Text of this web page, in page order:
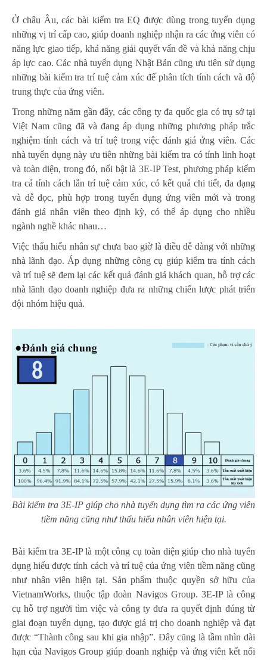
Ở châu Âu, các bài kiểm tra EQ được dùng trong tuyển dụng
những vị trí cấp cao, giúp doanh nghiệp nhận ra các ứng viên có
năng lực giao tiếp, khả năng giải quyết vấn đề và khả năng chịu
áp lực cao. Các nhà tuyển dụng Nhật Bản cũng ưu tiên sử dụng
những bài kiểm tra trí tuệ cảm xúc để phân tích tính cách và độ
trung thực của ứng viên.
Trong những năm gần đây, các công ty đa quốc gia có trụ sở tại
Việt Nam cũng đã và đang áp dụng những phương pháp trắc
nghiệm tính cách và trí tuệ trong việc đánh giá ứng viên. Các
nhà tuyển dụng này ưu tiên những bài kiểm tra có tính linh hoạt
và toàn diện, trong đó, nổi bật là 3E-IP Test, phương pháp kiểm
tra cả tính cách lẫn trí tuệ cảm xúc, có kết quả chi tiết, đa dạng
và dễ đọc, phù hợp trong tuyển dụng ứng viên mới và trong
đánh giá nhân viên theo định kỳ, có thể áp dụng cho nhiều
ngành nghề khác nhau…
Việc thấu hiểu nhân sự chưa bao giờ là điều dễ dàng với những
nhà lãnh đạo. Áp dụng những công cụ giúp kiểm tra tính cách
và trí tuệ sẽ đem lại các kết quả đánh giá khách quan, hỗ trợ các
nhà lãnh đạo doanh nghiệp đưa ra những chiến lược phát triển
đội nhóm hiệu quả.
Bài kiểm tra 3E-IP giúp cho nhà tuyển dụng tìm ra các ứng viên
tiềm năng cũng như thấu hiểu nhân viên hiện tại.
Bài kiểm tra 3E-IP là một công cụ toàn diện giúp cho nhà tuyển
dụng hiểu được tính cách và trí tuệ của ứng viên tiềm năng cũng
như nhân viên hiện tại. Sản phẩm thuộc quyền sở hữu của
VietnamWorks, thuộc tập đoàn Navigos Group. 3E-IP là công
cụ hỗ trợ người tìm việc và công ty đưa ra quyết định đúng từ
giai đoạn tuyển dụng, tạo được giá trị cho doanh nghiệp và đạt
được “Thành công sau khi gia nhập”. Đây cũng là tầm nhìn dài
hạn của Navigos Group giúp doanh nghiệp và ứng viên kết nối